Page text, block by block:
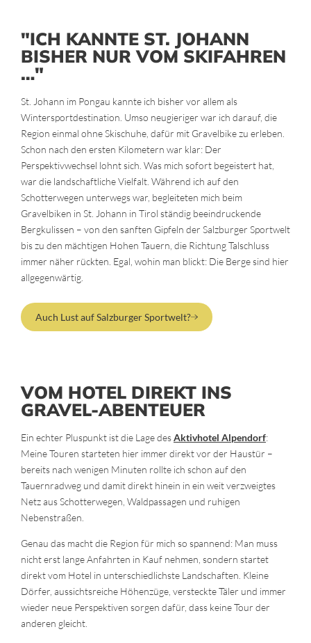
"ICH KANNTE ST. JOHANN
BISHER NUR VOM SKIFAHREN
…"
St. Johann im Pongau kannte ich bisher vor allem als
Wintersportdestination. Umso neugieriger war ich darauf, die
Region einmal ohne Skischuhe, dafür mit Gravelbike zu erleben.
Schon nach den ersten Kilometern war klar: Der
Perspektivwechsel lohnt sich. Was mich sofort begeistert hat,
war die landschaftliche Vielfalt. Während ich auf den
Schotterwegen unterwegs war, begleiteten mich beim
Gravelbiken in St. Johann in Tirol ständig beeindruckende
Bergkulissen – von den sanften Gipfeln der Salzburger Sportwelt
bis zu den mächtigen Hohen Tauern, die Richtung Talschluss
immer näher rückten. Egal, wohin man blickt: Die Berge sind hier
allgegenwärtig.
Auch Lust auf Salzburger Sportwelt?
VOM HOTEL DIREKT INS
GRAVEL-ABENTEUER
Ein echter Pluspunkt ist die Lage desAktivhotel Alpendorf:
Meine Touren starteten hier immer direkt vor der Haustür –
bereits nach wenigen Minuten rollte ich schon auf den
Tauernradweg und damit direkt hinein in ein weit verzweigtes
Netz aus Schotterwegen, Waldpassagen und ruhigen
Nebenstraßen.
Genau das macht die Region für mich so spannend: Man muss
nicht erst lange Anfahrten in Kauf nehmen, sondern startet
direkt vom Hotel in unterschiedlichste Landschaften. Kleine
Dörfer, aussichtsreiche Höhenzüge, versteckte Täler und immer
wieder neue Perspektiven sorgen dafür, dass keine Tour der
anderen gleicht.